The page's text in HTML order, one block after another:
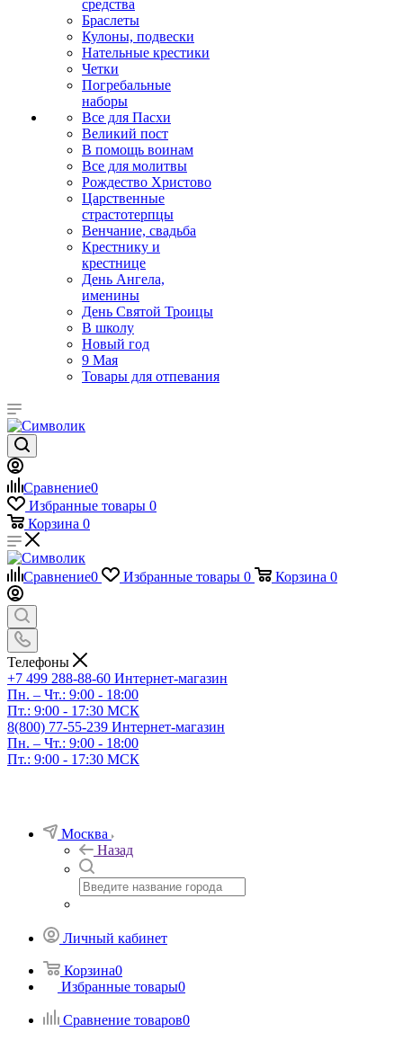
средства
Браслеты
Кулоны, подвески
Нательные крестики
Четки
Погребальные
наборы
Все для Пасхи
Великий пост
В помощь воинам
Все для молитвы
Рождество Христово
Царственные
страстотерпцы
Венчание, свадьба
Крестнику и
крестнице
День Ангела,
именины
День Святой Троицы
В школу
Новый год
9 Мая
Товары для отпевания
Сравнение0
Избранные товары 0
Корзина 0
Сравнение0 Избранные товары 0 Корзина 0
Телефоны
+7 499 288-88-60 Интернет-магазин
Пн. – Чт.: 9:00 - 18:00
Пт.: 9:00 - 17:30 МСК
8(800) 77-55-239 Интернет-магазин
Пн. – Чт.: 9:00 - 18:00
Пт.: 9:00 - 17:30 МСК
Москва
Назад
Личный кабинет
Корзина0
Избранные товары0
Сравнение товаров0